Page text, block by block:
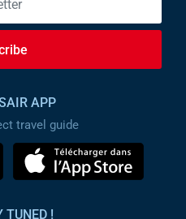
APP
travel guide
TUNED !